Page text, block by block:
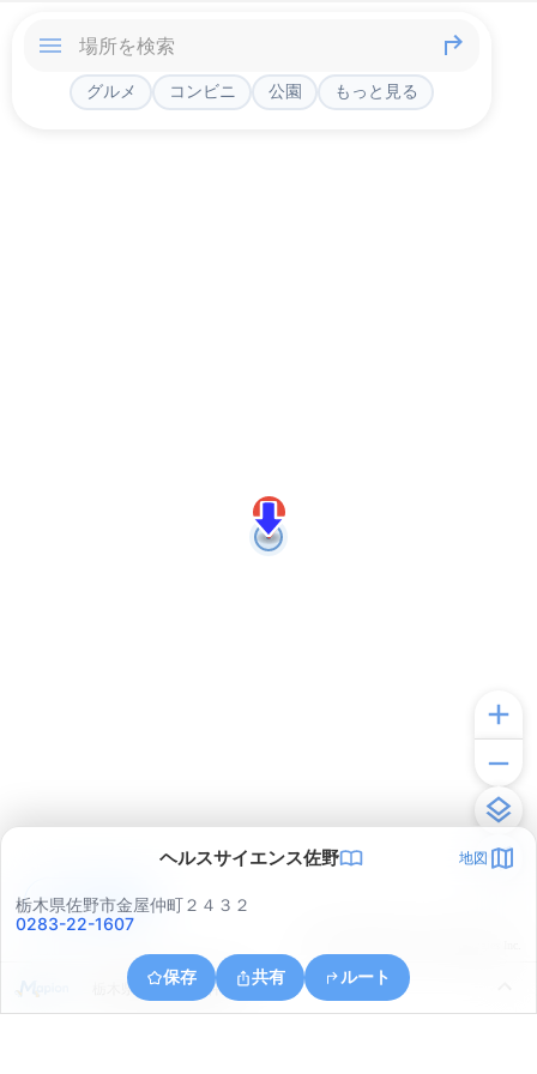
グルメ コンビニ 公園 もっと見る
ヘルスサイエンス佐野 地図
栃木県佐野市金屋仲町２４３２
0283-22-1607
保存 共有 ルート
栃木県佐野市金屋仲町
アプリで見る